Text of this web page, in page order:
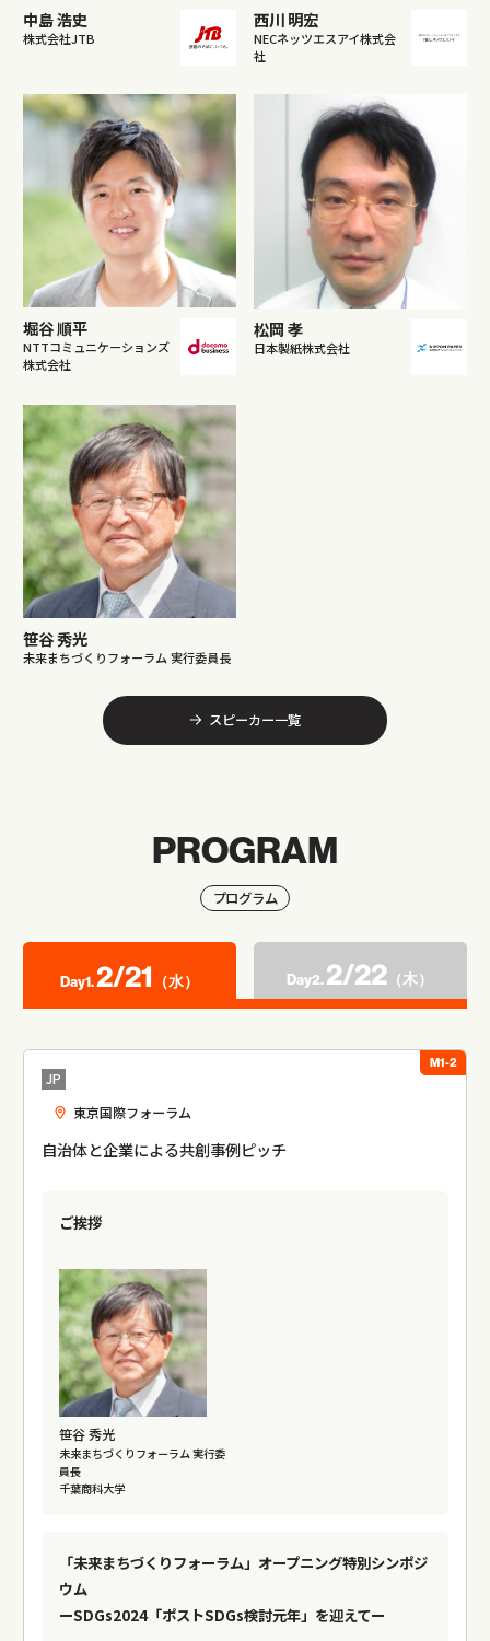
中島 浩史
株式会社JTB
西川 明宏
NECネッツエスアイ株式会
社
堀谷 順平
NTTコミュニケーションズ
株式会社
松岡 孝
日本製紙株式会社
笹谷 秀光
未来まちづくりフォーラム 実行委員長
スピーカー一覧
PROGRAM
プログラム
Day1.2/21 （水） Day2.2/22 （木）
M1-2
JP
東京国際フォーラム
自治体と企業による共創事例ピッチ
ご挨拶
笹谷 秀光
未来まちづくりフォーラム 実行委
員長
千葉商科大学
「未来まちづくりフォーラム」オープニング特別シンポジ
ウム
ーSDGs2024「ポストSDGs検討元年」を迎えてー